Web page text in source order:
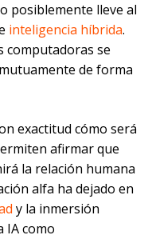
posiblemente lleve al
inteligencia híbrida.
computadoras se
de forma
exactitud cómo será
afirmar que
la relación humana
alfa ha dejado en
y la inmersión
IA como